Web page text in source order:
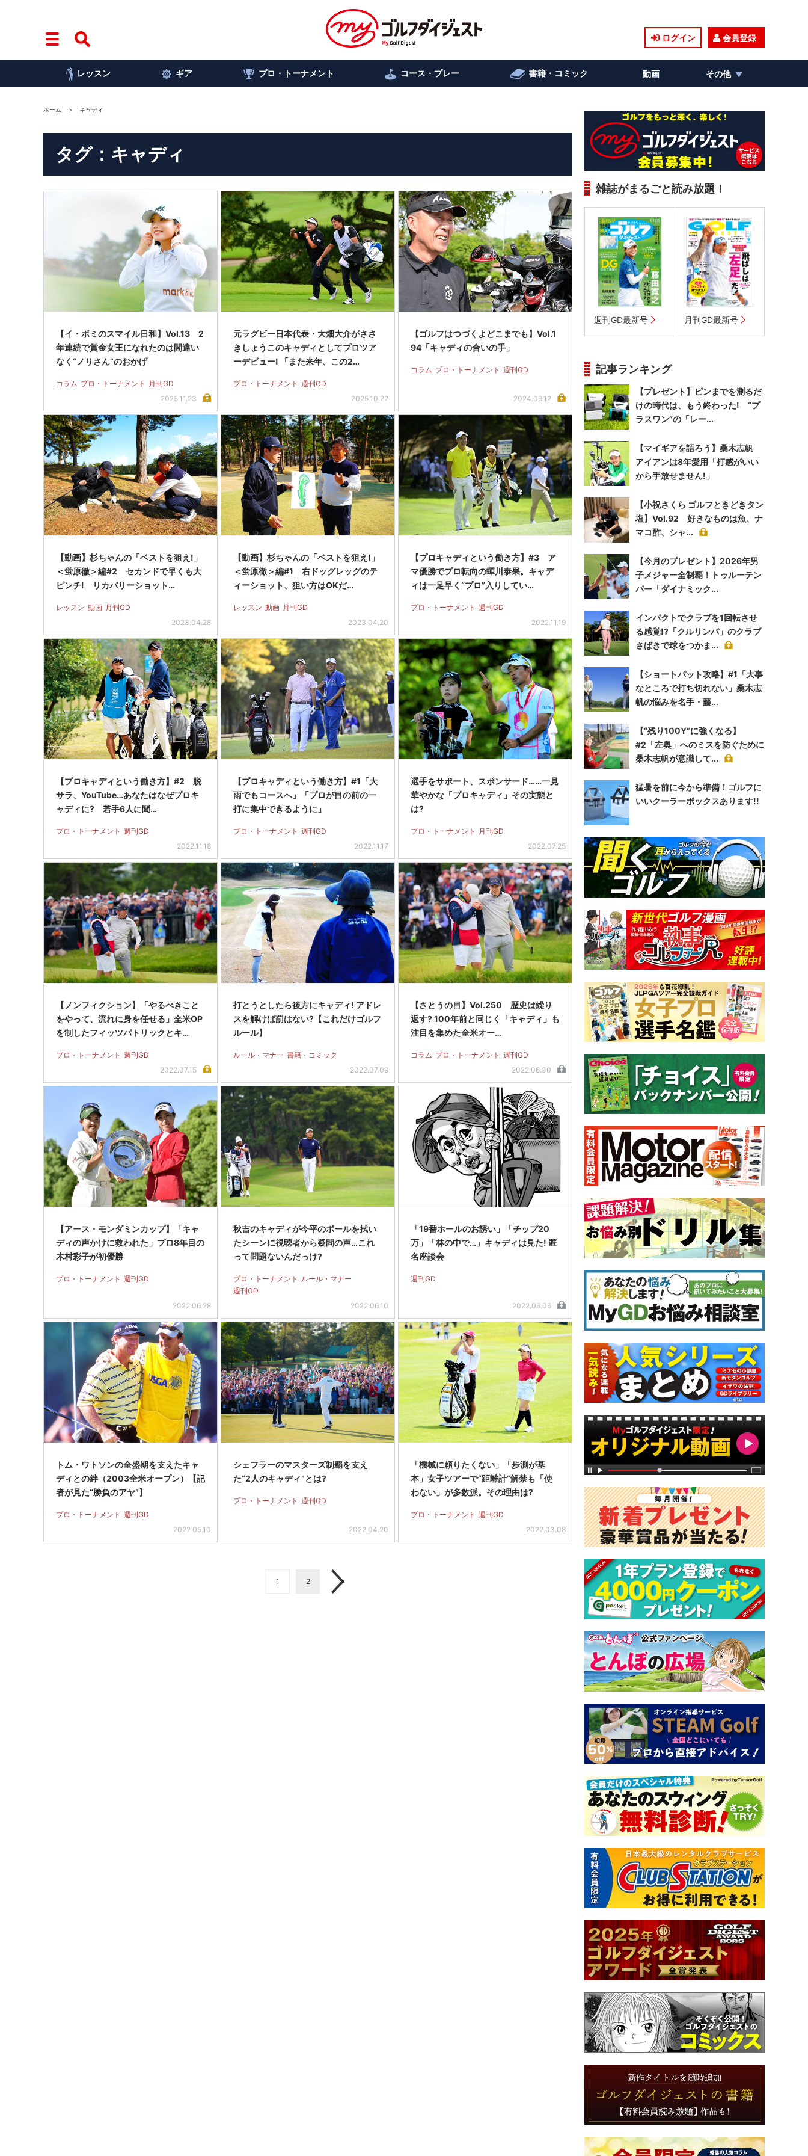
ログイン 会員登録
レッスン ギア プロ・トーナメント コース・プレー 書籍・コミック 動画 その他
ホーム キャディ
タグ：キャディ
【イ・ボミのスマイル日和】Vol.13 2
年連続で賞金女王になれたのは間違い
なく“ノリさん”のおかげ
コラム プロ・トーナメント
月刊GD
2025.11.23
元ラグビー日本代表・大畑大介がささ
きしょうこのキャディとしてプロツア
ーデビュー! 「また来年、この2…
プロ・トーナメント 週刊GD
2025.10.22
【ゴルフはつづくよどこまでも】Vol.1
94「キャディの合いの手」
コラム プロ・トーナメント 週刊GD
2024.09.12
【動画】杉ちゃんの「ベストを狙え!」
＜蛍原徹＞編#2 セカンドで早くも大
ピンチ! リカバリーショット…
レッスン 動画 月刊GD
2023.04.28
【動画】杉ちゃんの「ベストを狙え!」
＜蛍原徹＞編#1 右ドッグレッグのテ
ィーショット、狙い方はOKだ…
レッスン 動画 月刊GD
2023.04.20
【プロキャディという働き方】#3 ア
マ優勝でプロ転向の蟬川泰果。キャデ
ィは一足早く“プロ”入りしてい…
プロ・トーナメント 週刊GD
2022.11.19
【プロキャディという働き方】#2 脱
サラ、YouTube…あなたはなぜプロキ
ャディに? 若手6人に聞…
プロ・トーナメント 週刊GD
2022.11.18
【プロキャディという働き方】#1「大
雨でもコースへ」「プロが目の前の一
打に集中できるように」
プロ・トーナメント 週刊GD
2022.11.17
選手をサポート、スポンサード……一見
華やかな「プロキャディ」その実態と
は?
プロ・トーナメント
月刊GD
2022.07.25
【ノンフィクション】「やるべきこと
をやって、流れに身を任せる」全米OP
を制したフィッツパトリックとキ…
プロ・トーナメント 週刊GD
2022.07.15
打とうとしたら後方にキャディ! アドレ
スを解けば罰はない?【これだけゴルフ
ルール】
ルール・マナー 書籍・コミック
2022.07.09
【さとうの目】Vol.250 歴史は繰り
返す? 100年前と同じく「キャディ」も
注目を集めた全米オー…
コラム プロ・トーナメント 週刊GD
2022.06.30
【アース・モンダミンカップ】「キャ
ディの声かけに救われた」プロ8年目の
木村彩子が初優勝
プロ・トーナメント 週刊GD
2022.06.28
秋吉のキャディが今平のボールを拭い
たシーンに視聴者から疑問の声…これ
って問題ないんだっけ?
プロ・トーナメント ルール・マナー
週刊GD
2022.06.10
「19番ホールのお誘い」「チップ20
万」「林の中で…」キャディは見た! 匿
名座談会
週刊GD
2022.06.06
トム・ワトソンの全盛期を支えたキャ
ディとの絆（2003全米オープン）【記
者が見た“勝負のアヤ”】
プロ・トーナメント 週刊GD
2022.05.10
シェフラーのマスターズ制覇を支え
た“2人のキャディ”とは?
プロ・トーナメント 週刊GD
2022.04.20
「機械に頼りたくない」「歩測が基
本」女子ツアーで“距離計”解禁も「使
わない」が多数派。その理由は?
プロ・トーナメント 週刊GD
2022.03.08
1 2
雑誌がまるごと読み放題！
週刊GD最新号 月刊GD最新号
記事ランキング
【プレゼント】ピンまでを測るだ
けの時代は、もう終わった! “プ
ラスワン”の「レー...
【マイギアを語ろう】桑木志帆
アイアンは8年愛用「打感がいい
から手放せません!」
【小祝さくら ゴルフときどきタン
塩】Vol.92 好きなものは魚、ナ
マコ酢、シャ...
【今月のプレゼント】2026年男
子メジャー全制覇！トゥルーテン
パー「ダイナミック...
インパクトでクラブを1回転させ
る感覚!?「クルリンパ」のクラブ
さばきで球をつかま...
【ショートパット攻略】#1「大事
なところで打ち切れない」桑木志
帆の悩みを名手・藤...
【“残り100Y”に強くなる】
#2「左奥」へのミスを防ぐために
桑木志帆が意識して...
猛暑を前に今から準備！ゴルフに
いいクーラーボックスあります!!